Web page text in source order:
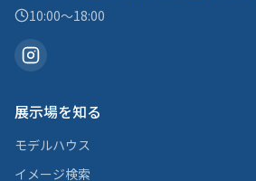
10:00〜18:00
展示場を知る
モデルハウス
イメージ検索